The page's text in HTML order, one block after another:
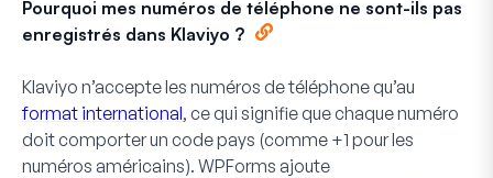
Pourquoi mes numéros de téléphone ne sont-ils pas
enregistrés dans Klaviyo ?
Klaviyo n’accepte les numéros de téléphone qu’au
format international, ce qui signifie que chaque numéro
doit comporter un code pays (comme +1 pour les
numéros américains). WPForms ajoute